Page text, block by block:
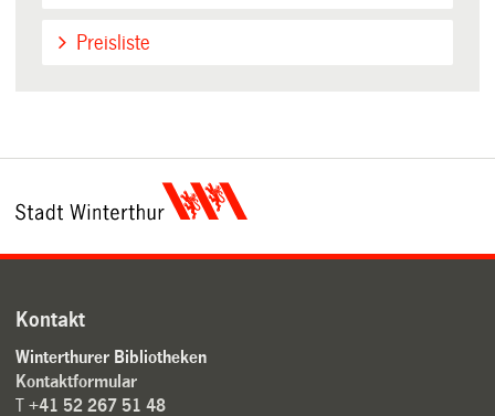
Preisliste
Kontakt
Winterthurer Bibliotheken
Kontaktformular
T+41 52 267 51 48